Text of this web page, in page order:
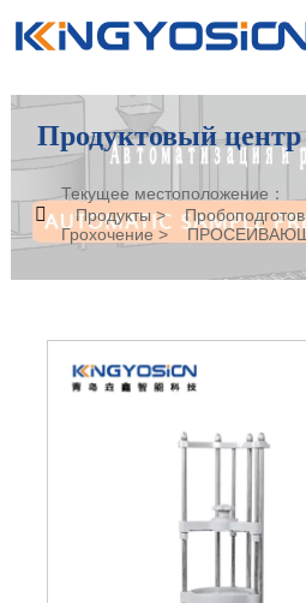
Продуктовый центр

Текущее местоположение：
Продукты>
Грохочение>